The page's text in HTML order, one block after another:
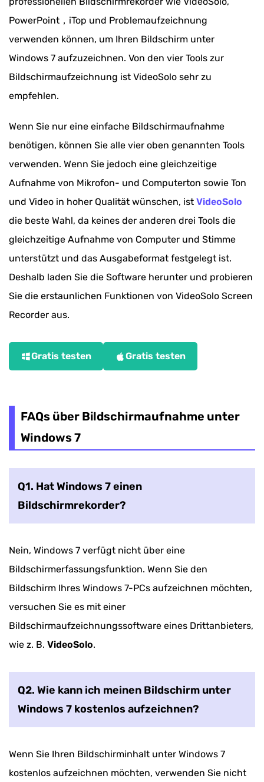
PowerPoint，iTop und Problemaufzeichnung
verwenden können, um Ihren Bildschirm unter
Windows 7 aufzuzeichnen. Von den vier Tools zur
Bildschirmaufzeichnung ist VideoSolo sehr zu
empfehlen.
Wenn Sie nur eine einfache Bildschirmaufnahme
benötigen, können Sie alle vier oben genannten Tools
verwenden. Wenn Sie jedoch eine gleichzeitige
Aufnahme von Mikrofon- und Computerton sowie Ton
und Video in hoher Qualität wünschen, ist VideoSolo
die beste Wahl, da keines der anderen drei Tools die
gleichzeitige Aufnahme von Computer und Stimme
unterstützt und das Ausgabeformat festgelegt ist.
Deshalb laden Sie die Software herunter und probieren
Sie die erstaunlichen Funktionen von VideoSolo Screen
Recorder aus.
Gratis testen Gratis testen
FAQs über Bildschirmaufnahme unter
Windows 7
Q1. Hat Windows 7 einen
Bildschirmrekorder?
Nein, Windows 7 verfügt nicht über eine
Bildschirmerfassungsfunktion. Wenn Sie den
Bildschirm Ihres Windows 7-PCs aufzeichnen möchten,
versuchen Sie es mit einer
Bildschirmaufzeichnungssoftware eines Drittanbieters,
wie z. B. VideoSolo.
Q2. Wie kann ich meinen Bildschirm unter
Windows 7 kostenlos aufzeichnen?
Wenn Sie Ihren Bildschirminhalt unter Windows 7
kostenlos aufzeichnen möchten, verwenden Sie nicht